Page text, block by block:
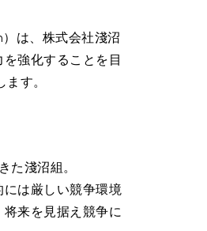
は、株式会社淺沼
強化することを目
す。
淺沼組。
は厳しい競争環境
来を見据え競争に